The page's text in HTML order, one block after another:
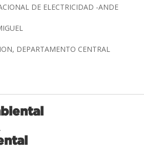
DE ELECTRICIDAD -ANDE
DEPARTAMENTO CENTRAL